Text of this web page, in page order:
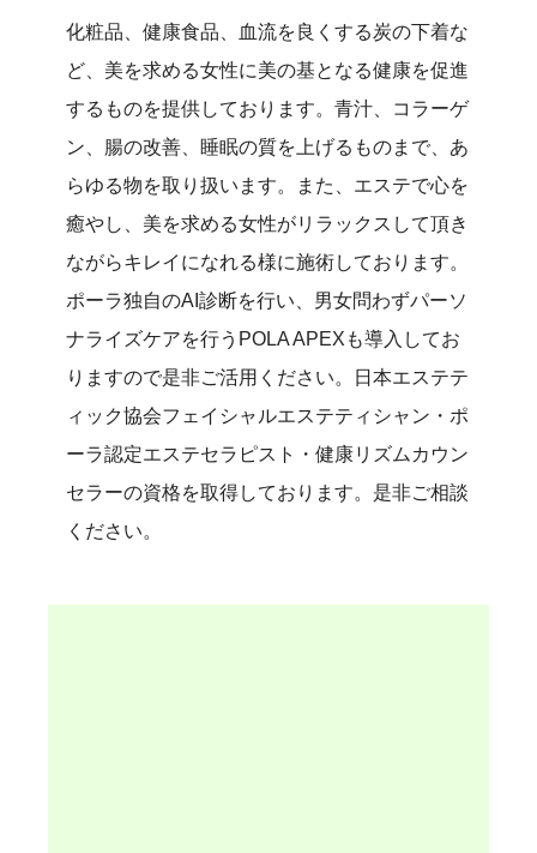
化粧品、健康食品、血流を良くする炭の下着な
ど、美を求める女性に美の基となる健康を促進
するものを提供しております。青汁、コラーゲ
ン、腸の改善、睡眠の質を上げるものまで、あ
らゆる物を取り扱います。また、エステで心を
癒やし、美を求める女性がリラックスして頂き
ながらキレイになれる様に施術しております。
ポーラ独自のAI診断を行い、男女問わずパーソ
ナライズケアを行うPOLA APEXも導入してお
りますので是非ご活用ください。日本エステテ
ィック協会フェイシャルエステティシャン・ポ
ーラ認定エステセラピスト・健康リズムカウン
セラーの資格を取得しております。是非ご相談
ください。